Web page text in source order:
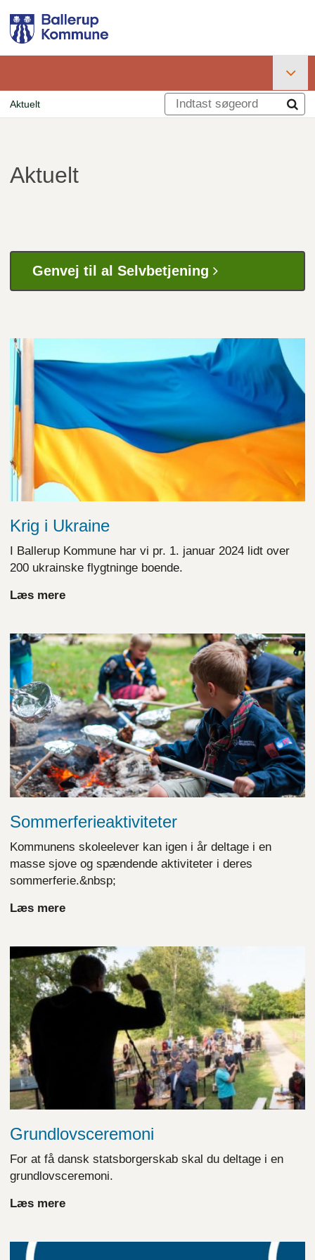
hovedindhold
Primær
Aktuelt
Aktuelt
Genvej til al Selvbetjening
Krig i Ukraine
I Ballerup Kommune har vi pr. 1. januar 2024 lidt over
200 ukrainske flygtninge boende.
Læs mere
Sommerferieaktiviteter
Kommunens skoleelever kan igen i år deltage i en
masse sjove og spændende aktiviteter i deres
sommerferie.&nbsp;
Læs mere
Grundlovsceremoni
For at få dansk statsborgerskab skal du deltage i en
grundlovsceremoni.
Læs mere